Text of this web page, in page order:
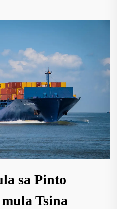
sa Pinto
Tsina